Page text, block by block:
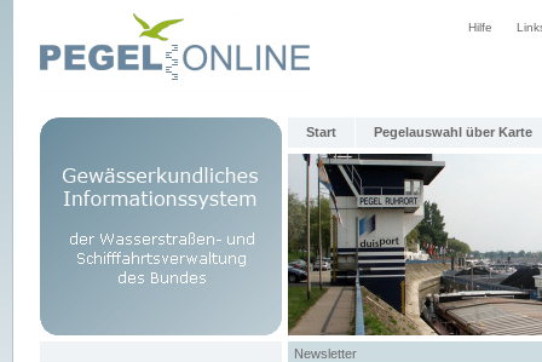
Hilfe
Start Pegelauswahl über Karte
Newsletter